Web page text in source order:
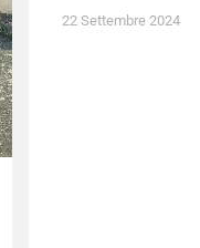
22 Settembre 2024